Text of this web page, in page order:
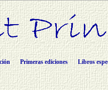
Primeras ediciones Libros